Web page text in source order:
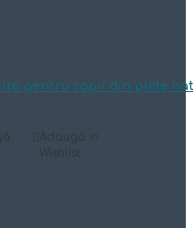
pentru copii din piele
Adaugă in
Wishlist